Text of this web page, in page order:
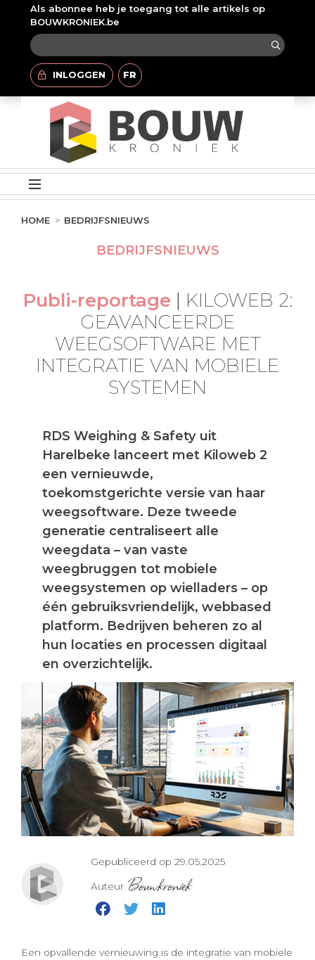
Als abonnee heb je toegang tot alle artikels op
BOUWKRONIEK.be
INLOGGEN FR
HOME BEDRIJFSNIEUWS
BEDRIJFSNIEUWS
Publi-reportage
KILOWEB 2:
GEAVANCEERDE
WEEGSOFTWARE MET
INTEGRATIE VAN MOBIELE
SYSTEMEN
RDS Weighing & Safety uit
Harelbeke lanceert met Kiloweb 2
een vernieuwde,
toekomstgerichte versie van haar
weegsoftware. Deze tweede
generatie centraliseert alle
weegdata – van vaste
weegbruggen tot mobiele
weegsystemen op wielladers – op
één gebruiksvriendelijk, webbased
platform. Bedrijven beheren zo al
hun locaties en processen digitaal
en overzichtelijk.
Gepubliceerd op 29.05.2025
Auteur Bouwkroniek
Een opvallende vernieuwing is de integratie van mobiele